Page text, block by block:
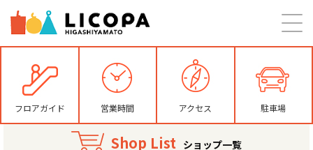
フロアガイド 営業時間 アクセス 駐車場
Shop List ショップ一覧